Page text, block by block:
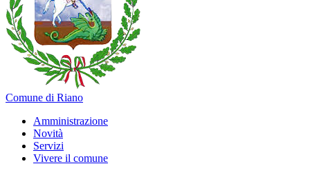
Comune di Riano
Amministrazione
Novità
Servizi
Vivere il comune